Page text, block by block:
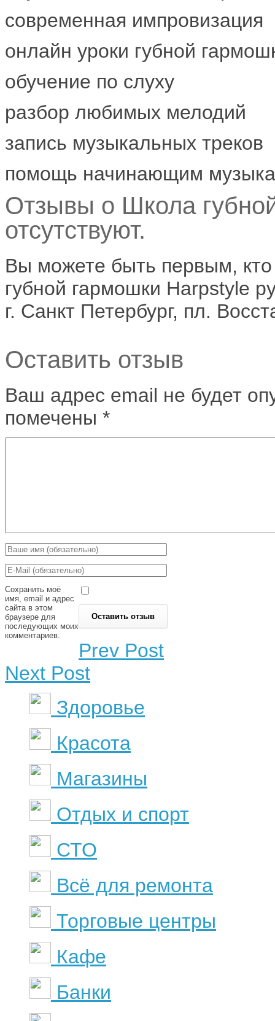
современная импровизация
онлайн уроки губной
обучение по слуху
разбор любимых мелодий
запись музыкальных треков
помощь начинающим
Отзывы о Школа
отсутствуют.
Вы можете быть первым,
губной гармошки Harpstyle
г. Санкт Петербург, пл.
Оставить отзыв
Ваш адрес email не будет
помечены *
Сохранить моё
имя, email и адрес
сайта в этом
браузере для
последующих моих
комментариев.
Prev Post
Next Post
Здоровье
Красота
Магазины
Отдых и спорт
СТО
Всё для ремонта
Торговые центры
Кафе
Банки